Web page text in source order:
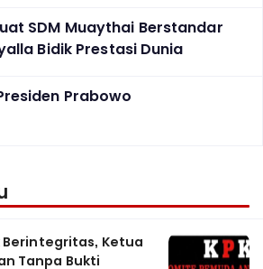
SDM Muaythai Berstandar
Bidik Prestasi Dunia
Prabowo
Berintegritas, Ketua
Tanpa Bukti